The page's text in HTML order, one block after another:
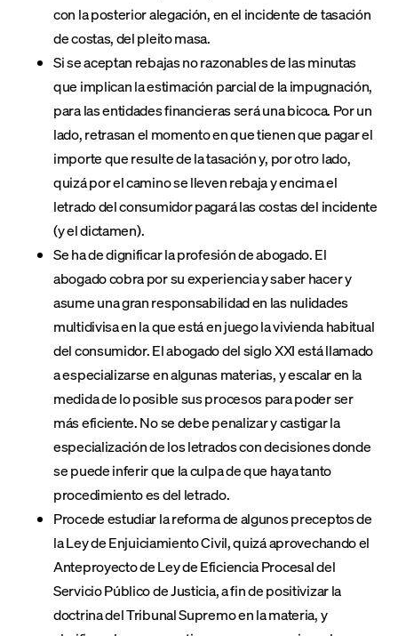
con la posterior alegación, en el incidente de tasación
de costas, del pleito masa.
Si se aceptan rebajas no razonables de las minutas
que implican la estimación parcial de la impugnación,
para las entidades financieras será una bicoca. Por un
lado, retrasan el momento en que tienen que pagar el
importe que resulte de la tasación y, por otro lado,
quizá por el camino se lleven rebaja y encima el
letrado del consumidor pagará las costas del incidente
(y el dictamen).
Se ha de dignificar la profesión de abogado. El
abogado cobra por su experiencia y saber hacer y
asume una gran responsabilidad en las nulidades
multidivisa en la que está en juego la vivienda habitual
del consumidor. El abogado del siglo XXI está llamado
a especializarse en algunas materias, y escalar en la
medida de lo posible sus procesos para poder ser
más eficiente. No se debe penalizar y castigar la
especialización de los letrados con decisiones donde
se puede inferir que la culpa de que haya tanto
procedimiento es del letrado.
Procede estudiar la reforma de algunos preceptos de
la Ley de Enjuiciamiento Civil, quizá aprovechando el
Anteproyecto de Ley de Eficiencia Procesal del
Servicio Público de Justicia, a fin de positivizar la
doctrina del Tribunal Supremo en la materia, y